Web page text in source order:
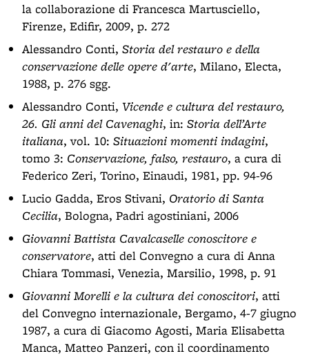
la collaborazione di Francesca Martusciello,
Firenze, Edifir, 2009, p. 272
Alessandro Conti, Storia del restauro e della
conservazione delle opere d'arte, Milano, Electa,
1988, p. 276 sgg.
Alessandro Conti, Vicende e cultura del restauro,
26. Gli anni del Cavenaghi, in: Storia dell’Arte
italiana, vol. 10: Situazioni momenti indagini,
tomo 3: Conservazione, falso, restauro, a cura di
Federico Zeri, Torino, Einaudi, 1981, pp. 94-96
Lucio Gadda, Eros Stivani, Oratorio di Santa
Cecilia, Bologna, Padri agostiniani, 2006
Giovanni Battista Cavalcaselle conoscitore e
conservatore, atti del Convegno a cura di Anna
Chiara Tommasi, Venezia, Marsilio, 1998, p. 91
Giovanni Morelli e la cultura dei conoscitori, atti
del Convegno internazionale, Bergamo, 4-7 giugno
1987, a cura di Giacomo Agosti, Maria Elisabetta
Manca, Matteo Panzeri, con il coordinamento